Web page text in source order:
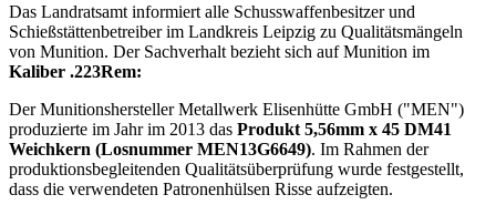
Das Landratsamt informiert alle Schusswaffenbesitzer und
Schießstättenbetreiber im Landkreis Leipzig zu Qualitätsmängeln
von Munition. Der Sachverhalt bezieht sich auf Munition im
Kaliber .223Rem:
Der Munitionshersteller Metallwerk Elisenhütte GmbH ("MEN")
produzierte im Jahr im 2013 das Produkt 5,56mm x 45 DM41
Weichkern (Losnummer MEN13G6649). Im Rahmen der
produktionsbegleitenden Qualitätsüberprüfung wurde festgestellt,
dass die verwendeten Patronenhülsen Risse aufzeigten.